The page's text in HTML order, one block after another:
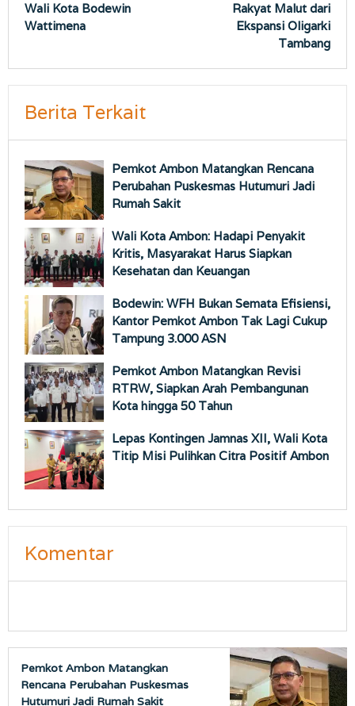
Wali Kota Bodewin
Wattimena
Rakyat Malut dari
Ekspansi Oligarki
Tambang
Berita Terkait
Pemkot Ambon Matangkan Rencana
Perubahan Puskesmas Hutumuri Jadi
Rumah Sakit
Wali Kota Ambon: Hadapi Penyakit
Kritis, Masyarakat Harus Siapkan
Kesehatan dan Keuangan
Bodewin: WFH Bukan Semata Efisiensi,
Kantor Pemkot Ambon Tak Lagi Cukup
Tampung 3.000 ASN
Pemkot Ambon Matangkan Revisi
RTRW, Siapkan Arah Pembangunan
Kota hingga 50 Tahun
Lepas Kontingen Jamnas XII, Wali Kota
Titip Misi Pulihkan Citra Positif Ambon
Komentar
Pemkot Ambon Matangkan
Rencana Perubahan Puskesmas
Hutumuri Jadi Rumah Sakit